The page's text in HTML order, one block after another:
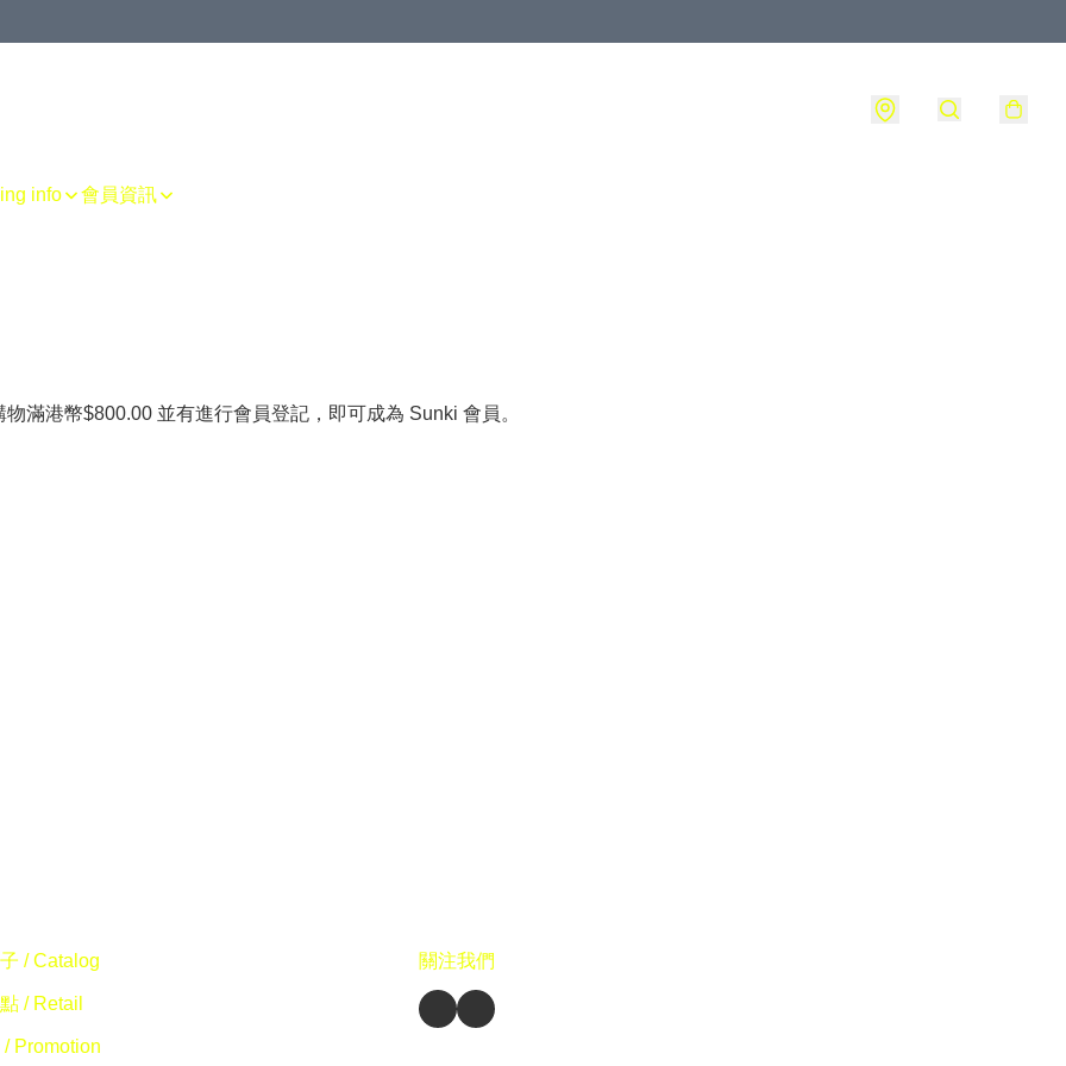
info 會員資訊
滿港幣$800.00 並有進行會員登記，即可成為 Sunki 會員。
/ Catalog
/ Retail
/ Promotion
關注我們